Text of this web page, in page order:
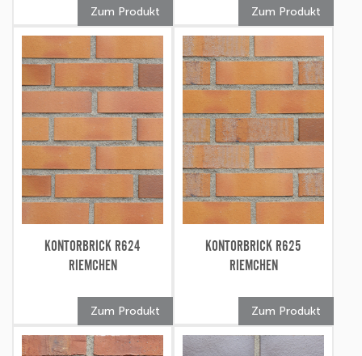
Zum Produkt Zum Produkt
KONTORBRICK R624
RIEMCHEN
Zum Produkt
KONTORBRICK R625
RIEMCHEN
Zum Produkt